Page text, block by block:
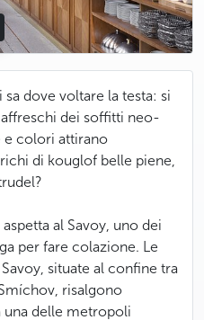
dove voltare la testa: si
dei soffitti neo-
e colori attirano
di kouglof belle piene,
al Savoy, uno dei
per fare colazione. Le
situate al confine tra
risalgono
una delle metropoli